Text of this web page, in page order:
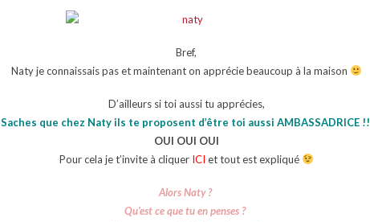
Bref,
Naty je connaissais pas et maintenant on apprécie beaucoup à la maison
D’ailleurs si toi aussi tu apprécies,
Saches que chez Naty ils te proposent d’être toi aussi AMBASSADRICE !!
OUI OUI OUI
Pour cela je t’invite à cliquer ICI et tout est expliqué
Alors Naty ?
Qu’est ce que tu en penses ?